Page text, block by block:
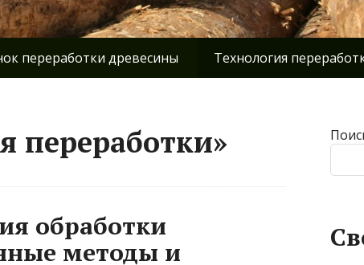
переработки древесины Технология
переработки»
обработки
методы и